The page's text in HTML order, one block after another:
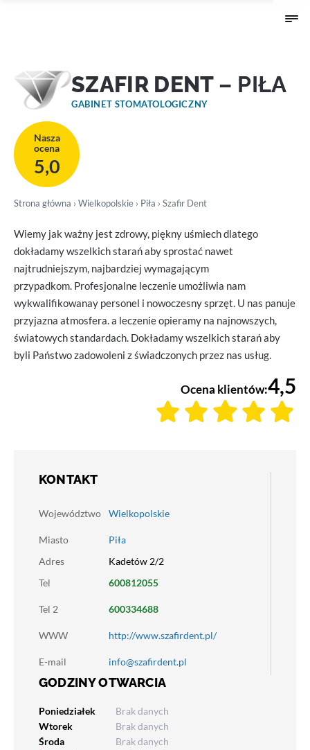
SZAFIR DENT – PIŁA
GABINET STOMATOLOGICZNY
Nasza
ocena
5,0
Strona główna › Wielkopolskie › Piła › Szafir Dent
Wiemy jak ważny jest zdrowy, piękny uśmiech dlatego
dokładamy wszelkich starań aby sprostać nawet
najtrudniejszym, najbardziej wymagającym
przypadkom. Profesjonalne leczenie umożliwia nam
wykwalifikowanay personel i nowoczesny sprzęt. U nas panuje
przyjazna atmosfera. a leczenie opieramy na najnowszych,
światowych standardach. Dokładamy wszelkich starań aby
byli Państwo zadowoleni z świadczonych przez nas usług.
Ocena klientów:4,5
KONTAKT
Województwo Wielkopolskie
Miasto
Piła
Adres
Kadetów 2/2
Tel
600812055
Tel 2 600334688
WWW http://www.szafirdent.pl/
E-mail info@szafirdent.pl
GODZINY OTWARCIA
Poniedziałek
Brak danych
Wtorek
Brak danych
Środa
Brak danych